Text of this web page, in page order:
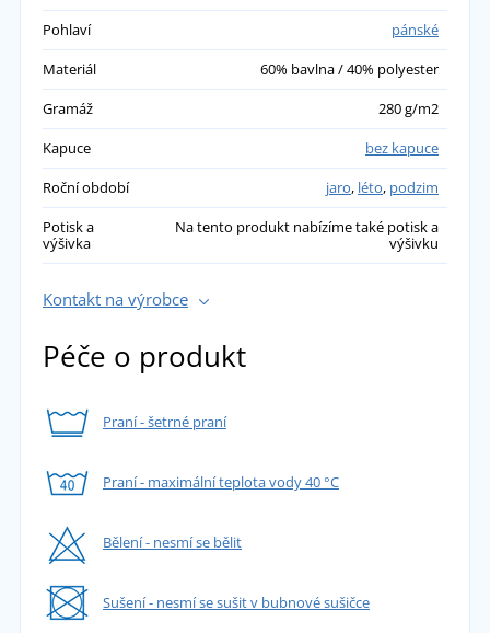
Pohlaví
pánské
Materiál
60% bavlna / 40% polyester
Gramáž
280 g/m2
Kapuce
bez kapuce
Roční období
jaro, léto, podzim
Potisk a
výšivka
Na tento produkt nabízíme také potisk a
výšivku
Kontakt na výrobce
Péče o produkt
Praní - šetrné praní
Praní - maximální teplota vody 40 °C
Bělení - nesmí se bělit
Sušení - nesmí se sušit v bubnové sušičce